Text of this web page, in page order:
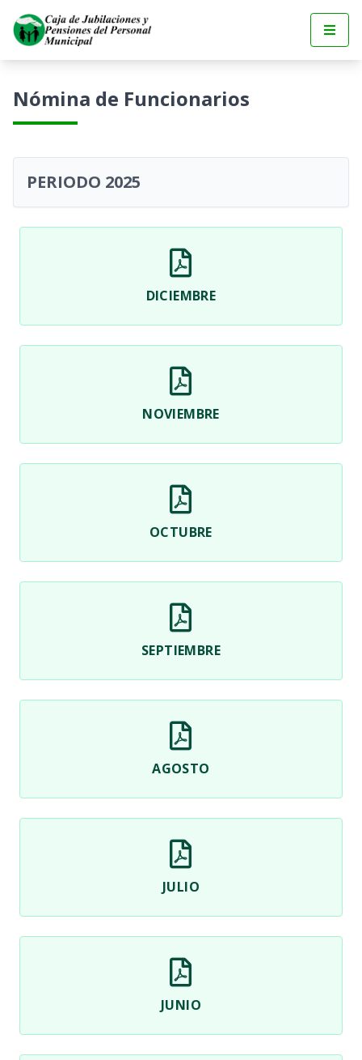
Nómina de Funcionarios
PERIODO 2025
DICIEMBRE
NOVIEMBRE
OCTUBRE
SEPTIEMBRE
AGOSTO
JULIO
JUNIO